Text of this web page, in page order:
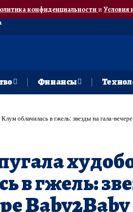
конфиденциальностии Условия
Финансы
облачилась в гжель: звезды на гала-
в гжель:
Baby2Baby